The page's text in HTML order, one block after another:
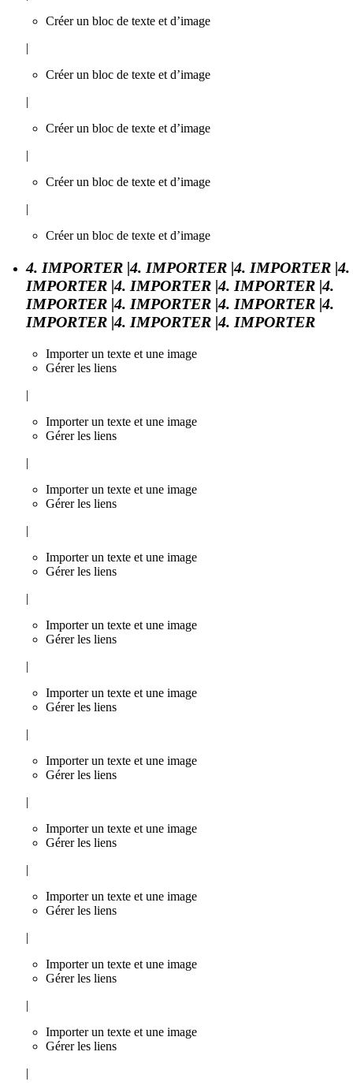
Créer un bloc de texte et d’image
|
Créer un bloc de texte et d’image
|
Créer un bloc de texte et d’image
|
Créer un bloc de texte et d’image
|
Créer un bloc de texte et d’image
4. IMPORTER |4. IMPORTER |4. IMPORTER |4.
IMPORTER |4. IMPORTER |4. IMPORTER |4.
IMPORTER |4. IMPORTER |4. IMPORTER |4.
IMPORTER |4. IMPORTER |4. IMPORTER
Importer un texte et une image
Gérer les liens
|
Importer un texte et une image
Gérer les liens
|
Importer un texte et une image
Gérer les liens
|
Importer un texte et une image
Gérer les liens
|
Importer un texte et une image
Gérer les liens
|
Importer un texte et une image
Gérer les liens
|
Importer un texte et une image
Gérer les liens
|
Importer un texte et une image
Gérer les liens
|
Importer un texte et une image
Gérer les liens
|
Importer un texte et une image
Gérer les liens
|
Importer un texte et une image
Gérer les liens
|